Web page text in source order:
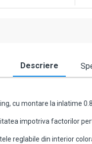
Descriere
cu montare la inlatime
impotriva factorilor
reglabile din interior